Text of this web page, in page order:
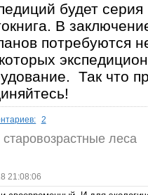
будет
В
потребуются
Так что
2
старовозрастные леса
21:08:06